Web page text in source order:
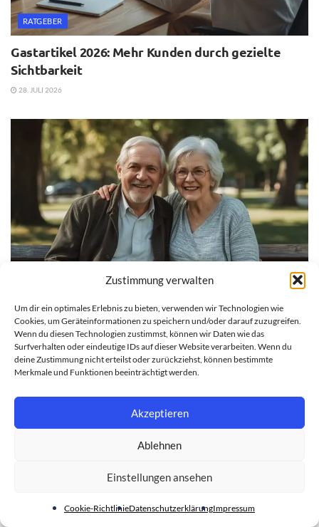
Zustimmung verwalten
Um dir ein optimales Erlebnis zu bieten, verwenden wir Technologien wie
Cookies, um Geräteinformationen zu speichern und/oder darauf zuzugreifen.
Wenn du diesen Technologien zustimmst, können wir Daten wie das
Surfverhalten oder eindeutige IDs auf dieser Website verarbeiten. Wenn du
deine Zustimmung nicht erteilst oder zurückziehst, können bestimmte
Merkmale und Funktionen beeinträchtigt werden.
Akzeptieren
Ablehnen
Einstellungen ansehen
Cookie-RichtlinieDatenschutzerklärungImpressum
RATGEBER
Gastartikel 2026: Mehr Kunden durch gezielte
Sichtbarkeit
28. JULI 2026
GESUNDHEIT
Sexualität im Alter: Hilfsmittel und Liebesroboter
28. JULI 2026